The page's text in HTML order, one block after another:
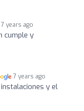
7 years ago
cumple y
7 years ago
y el